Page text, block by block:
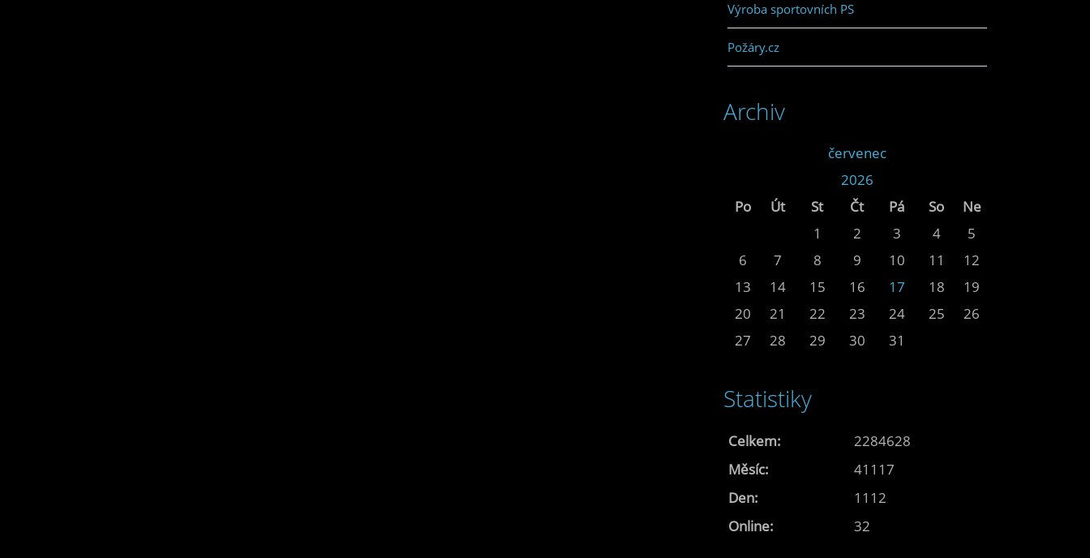
Výroba sportovních PS
Požáry.cz
Archiv
červenec
2026
Po
Út St Čt Pá So
Ne
1
2 3 4
5
6
7 8 9 10 11
12
13
14 15 16 17 18
19
20
21 22 23 24 25
26
27
28 29 30 31
Statistiky
Online: 32
Celkem:
2284628
Měsíc:
41117
Den:
1112